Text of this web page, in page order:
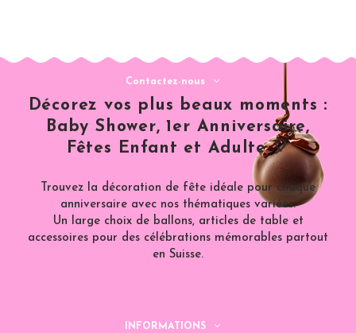
Contactez-nous
Décorez vos plus beaux moments :
Baby Shower, 1er Anniversaire,
Fêtes Enfant et Adulte 🎈
Trouvez la décoration de fête idéale pour chaque
anniversaire avec nos thématiques variées.
Un large choix de ballons, articles de table et
accessoires pour des célébrations mémorables partout
en Suisse.
INFORMATIONS